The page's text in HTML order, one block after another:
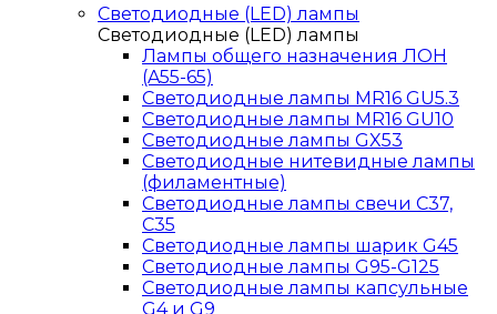
Светодиодные (LED) лампы
Светодиодные (LED) лампы
Лампы общего назначения ЛОН
(A55-65)
Светодиодные лампы MR16 GU5.3
Светодиодные лампы MR16 GU10
Светодиодные лампы GX53
Светодиодные нитевидные лампы
(филаментные)
Светодиодные лампы свечи C37,
C35
Светодиодные лампы шарик G45
Светодиодные лампы G95-G125
Светодиодные лампы капсульные
G4 и G9